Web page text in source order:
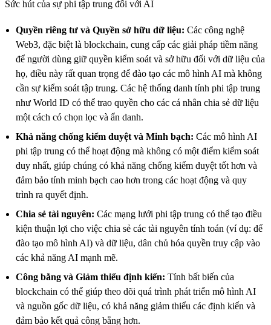
Sức hút của sự phi tập trung đối với AI
Quyền riêng tư và Quyền sở hữu dữ liệu: Các công nghệ
Web3, đặc biệt là blockchain, cung cấp các giải pháp tiềm năng
để người dùng giữ quyền kiểm soát và sở hữu đối với dữ liệu của
họ, điều này rất quan trọng để đào tạo các mô hình AI mà không
cần sự kiểm soát tập trung. Các hệ thống danh tính phi tập trung
như World ID có thể trao quyền cho các cá nhân chia sẻ dữ liệu
một cách có chọn lọc và ẩn danh.
Khả năng chống kiểm duyệt và Minh bạch: Các mô hình AI
phi tập trung có thể hoạt động mà không có một điểm kiểm soát
duy nhất, giúp chúng có khả năng chống kiểm duyệt tốt hơn và
đảm bảo tính minh bạch cao hơn trong các hoạt động và quy
trình ra quyết định.
Chia sẻ tài nguyên: Các mạng lưới phi tập trung có thể tạo điều
kiện thuận lợi cho việc chia sẻ các tài nguyên tính toán (ví dụ: để
đào tạo mô hình AI) và dữ liệu, dân chủ hóa quyền truy cập vào
các khả năng AI mạnh mẽ.
Công bằng và Giảm thiểu định kiến: Tính bất biến của
blockchain có thể giúp theo dõi quá trình phát triển mô hình AI
và nguồn gốc dữ liệu, có khả năng giảm thiểu các định kiến và
đảm bảo kết quả công bằng hơn.